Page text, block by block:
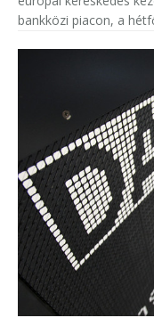
bankközi piacon, a